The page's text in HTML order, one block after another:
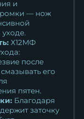
и
— нож
Х12МФ
после
его
пятен.
Благодаря
заточку